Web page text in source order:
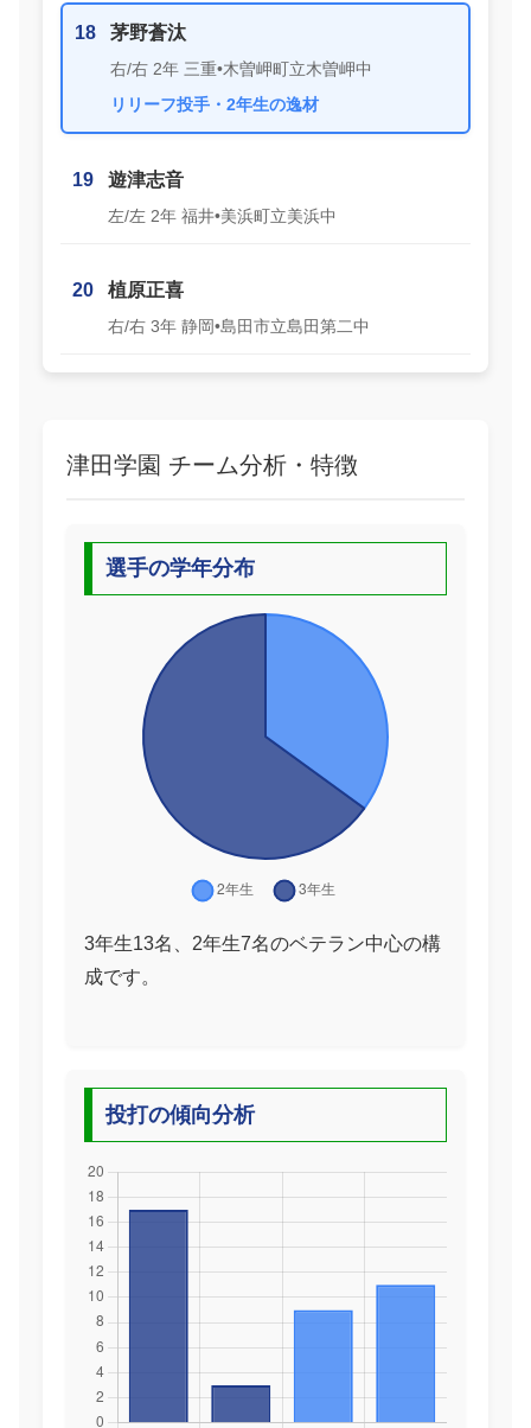
18 茅野蒼汰
右/右 2年 三重•木曽岬町立木曽岬中
リリーフ投手・2年生の逸材
19 遊津志音
左/左 2年 福井•美浜町立美浜中
20 植原正喜
右/右 3年 静岡•島田市立島田第二中
津田学園 チーム分析・特徴
選手の学年分布
3年生13名、2年生7名のベテラン中心の構
成です。
投打の傾向分析